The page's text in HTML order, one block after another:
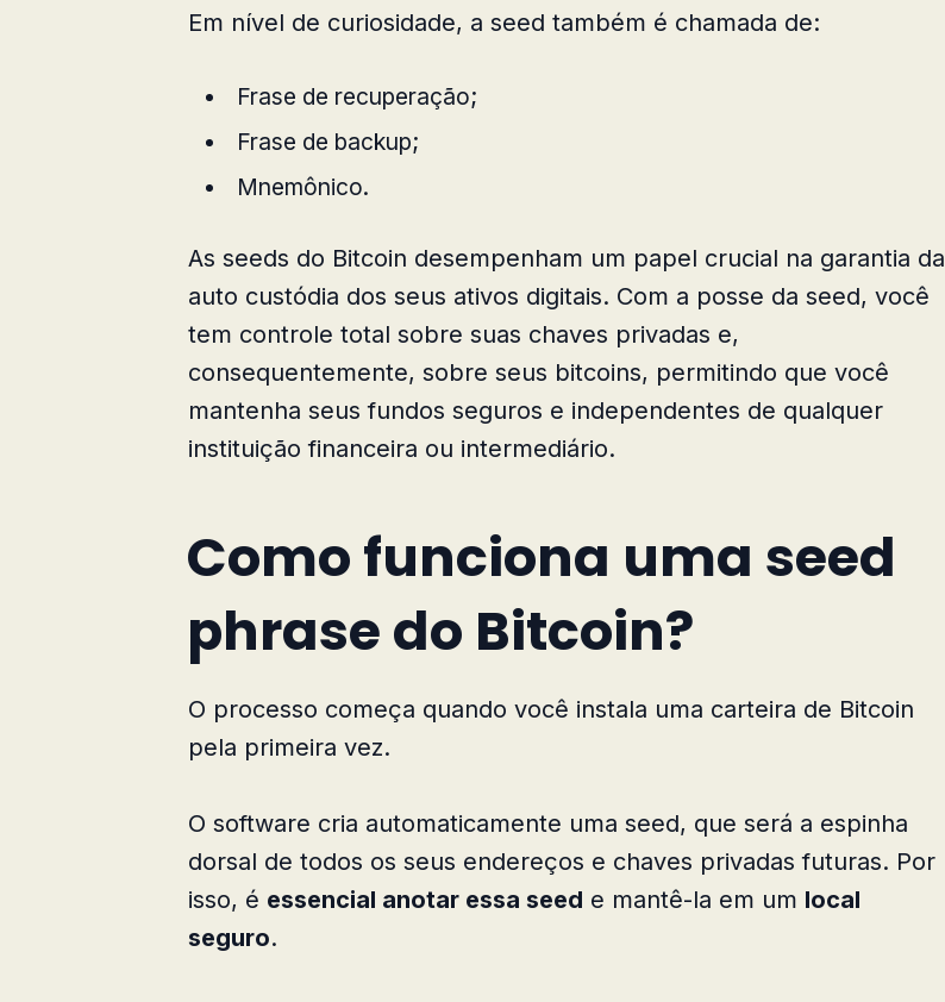
Em nível de curiosidade, a seed também é chamada de:
Frase de recuperação;
Frase de backup;
Mnemônico.
As seeds do Bitcoin desempenham um papel crucial na garantia da
auto custódia dos seus ativos digitais. Com a posse da seed, você
tem controle total sobre suas chaves privadas e,
consequentemente, sobre seus bitcoins, permitindo que você
mantenha seus fundos seguros e independentes de qualquer
instituição financeira ou intermediário.
Como funciona uma seed
phrase do Bitcoin?
O processo começa quando você instala uma carteira de Bitcoin
pela primeira vez.
O software cria automaticamente uma seed, que será a espinha
dorsal de todos os seus endereços e chaves privadas futuras. Por
isso, é essencial anotar essa seed e mantê-la em um local
seguro.